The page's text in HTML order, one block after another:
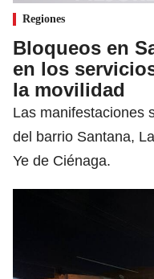
Regiones
Bloqueos en
en los
la movilidad
Las manifestaciones
del barrio Santana,
Ye de Ciénaga.